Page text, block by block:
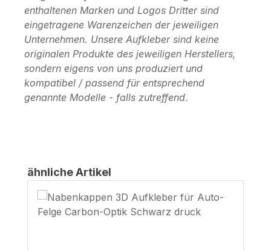
enthaltenen Marken und Logos Dritter sind
eingetragene Warenzeichen der jeweiligen
Unternehmen. Unsere Aufkleber sind keine
originalen Produkte des jeweiligen Herstellers,
sondern eigens von uns produziert und
kompatibel / passend für entsprechend
genannte Modelle - falls zutreffend.
Produktgalerie überspringen
ähnliche Artikel